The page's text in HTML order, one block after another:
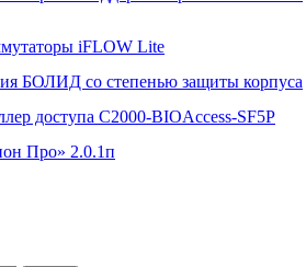
iFLOW Lite
БОЛИД со степенью защиты корпуса
доступа С2000-BIOAccess-SF5P
Про» 2.0.1п